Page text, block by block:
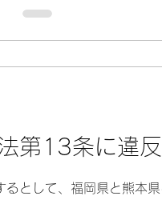
加となります。弊所で
第13条に違
として、福岡県と熊本